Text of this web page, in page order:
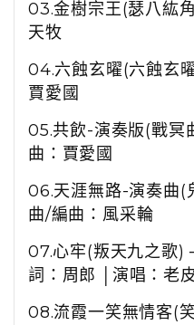
03.金樹宗王(瑟八紘
天牧
04.六蝕玄曜(六蝕玄
賈愛國
05.共飲-演奏版(戰冥
曲：賈愛國
06.天涯無路-演奏曲(
曲/編曲：風采輪
07.心牢(叛天九之歌)
詞：周郎 │演唱：老
08.流霞一笑無情客(